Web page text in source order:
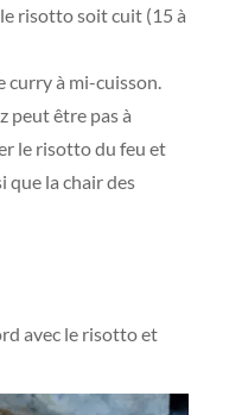
risotto soit cuit (15 à
curry à mi-cuisson.
peut être pas à
le risotto du feu et
que la chair des
avec le risotto et